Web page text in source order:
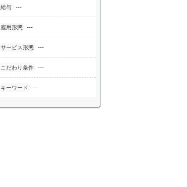
給与 ---
雇用形態 ---
サービス形態 ---
こだわり条件 ---
キーワード ---